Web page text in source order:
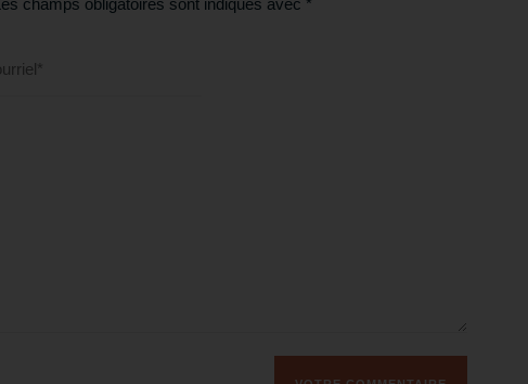
Les champs obligatoires sont indiqués avec *